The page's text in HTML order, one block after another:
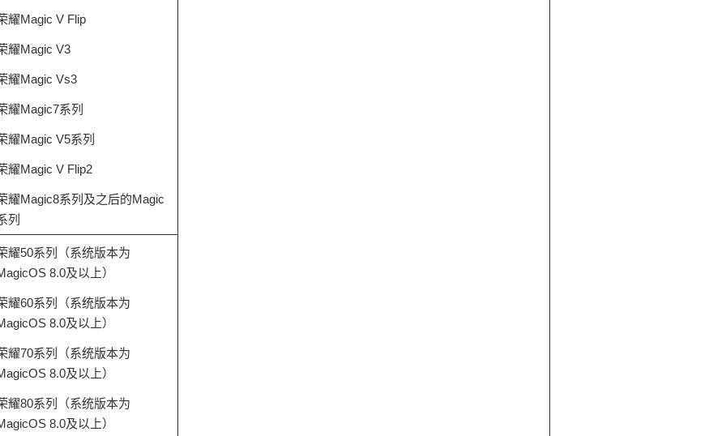
耀Magic V Flip
耀Magic V3
耀Magic Vs3
耀Magic7系列
耀Magic V5系列
耀Magic V Flip2
耀Magic8系列及之后的Magic
列
耀50系列（系统版本为
8.0及以上）
耀60系列（系统版本为
8.0及以上）
耀70系列（系统版本为
8.0及以上）
耀80系列（系统版本为
8.0及以上）